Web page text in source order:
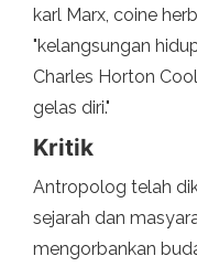
karl Marx, coine
"kelangsungan
Charles Horton
gelas diri."
Kritik
Antropolog telah
sejarah dan
mengorbankan